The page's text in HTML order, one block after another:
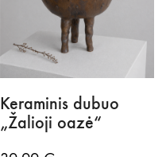
Keraminis dubuo
„Žalioji oazė“